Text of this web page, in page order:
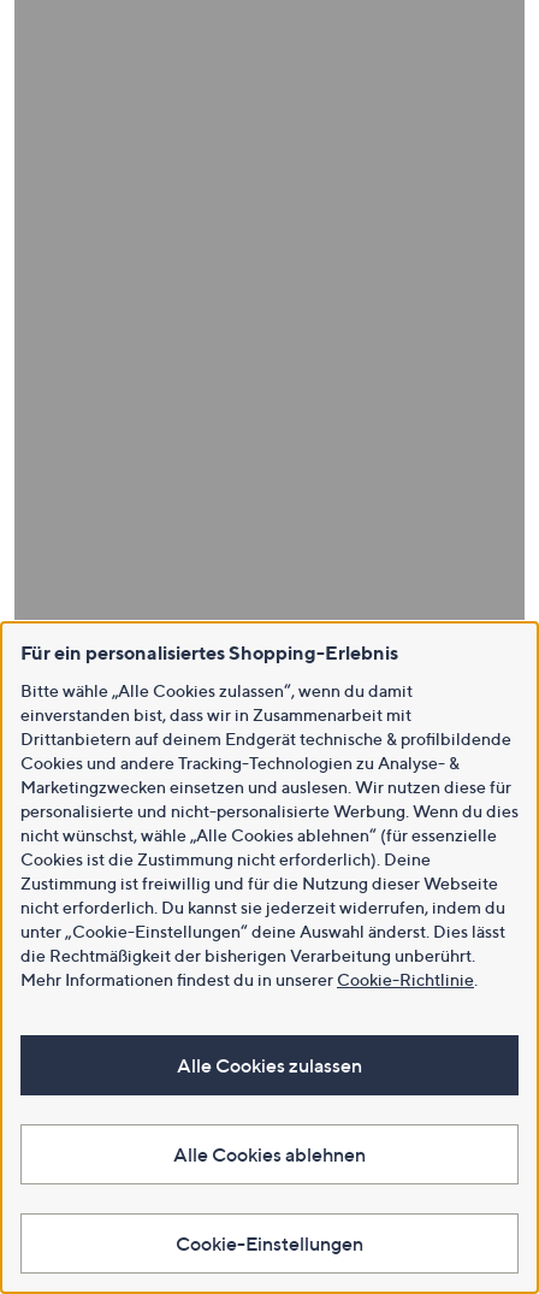
Für ein personalisiertes Shopping-Erlebnis
Bitte wähle „Alle Cookies zulassen“, wenn du damit
einverstanden bist, dass wir in Zusammenarbeit mit
Drittanbietern auf deinem Endgerät technische & profilbildende
Cookies und andere Tracking-Technologien zu Analyse- &
Marketingzwecken einsetzen und auslesen. Wir nutzen diese für
personalisierte und nicht-personalisierte Werbung. Wenn du dies
nicht wünschst, wähle „Alle Cookies ablehnen“ (für essenzielle
Cookies ist die Zustimmung nicht erforderlich). Deine
Zustimmung ist freiwillig und für die Nutzung dieser Webseite
nicht erforderlich. Du kannst sie jederzeit widerrufen, indem du
unter „Cookie-Einstellungen“ deine Auswahl änderst. Dies lässt
die Rechtmäßigkeit der bisherigen Verarbeitung unberührt.
Mehr Informationen findest du in unsererCookie-Richtlinie
Alle Cookies zulassen
Alle Cookies ablehnen
Cookie-Einstellungen